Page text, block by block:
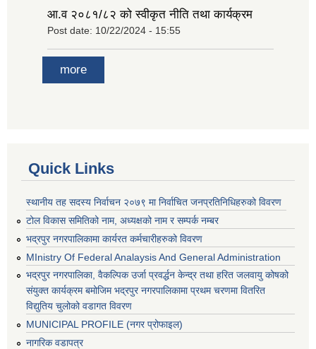
आ.व २०८१/८२ को स्वीकृत नीति तथा कार्यक्रम
Post date: 10/22/2024 - 15:55
more
Quick Links
स्थानीय तह सदस्य निर्वाचन २०७९ मा निर्वाचित जनप्रतिनिधिहरुको विवरण
टोल विकास समितिको नाम, अध्यक्षको नाम र सम्पर्क नम्बर
भद्रपुर नगरपालिकामा कार्यरत कर्मचारीहरुको विवरण
MInistry Of Federal Analaysis And General Administration
भद्रपुर नगरपालिका, वैकल्पिक उर्जा प्रवर्द्धन केन्द्र तथा हरित जलवायु कोषको
संयुक्त कार्यक्रम बमोजिम भद्रपुर नगरपालिकामा प्रथम चरणमा वितरित
विद्युतिय चुलोको वडागत विवरण
MUNICIPAL PROFILE (नगर प्रोफाइल)
नागरिक वडापत्र